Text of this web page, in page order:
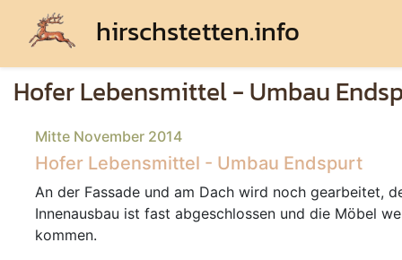
hirschstetten.info
Hofer Lebensmittel - Umbau
Mitte November 2014
Hofer Lebensmittel - Umbau Endspurt
An der Fassade und am Dach wird noch gearbeitet,
Innenausbau ist fast abgeschlossen und die Möbel
kommen.